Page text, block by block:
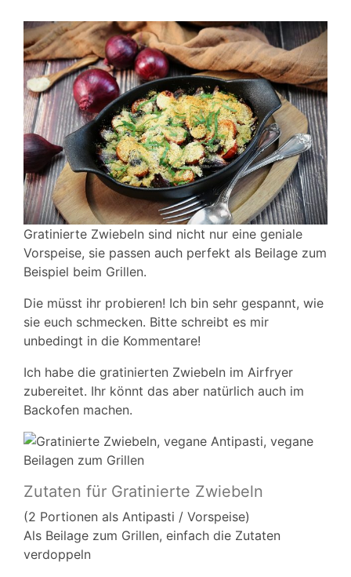
Gratinierte Zwiebeln sind nicht nur eine geniale
Vorspeise, sie passen auch perfekt als Beilage zum
Beispiel beim Grillen.
Die müsst ihr probieren! Ich bin sehr gespannt, wie
sie euch schmecken. Bitte schreibt es mir
unbedingt in die Kommentare!
Ich habe die gratinierten Zwiebeln im Airfryer
zubereitet. Ihr könnt das aber natürlich auch im
Backofen machen.
Zutaten für Gratinierte Zwiebeln
(2 Portionen als Antipasti / Vorspeise)
Als Beilage zum Grillen, einfach die Zutaten
verdoppeln